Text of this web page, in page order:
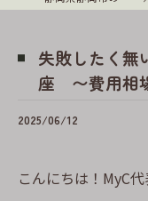
失敗したく無
座 〜費用相
2025/06/12
こんにちは！MyC